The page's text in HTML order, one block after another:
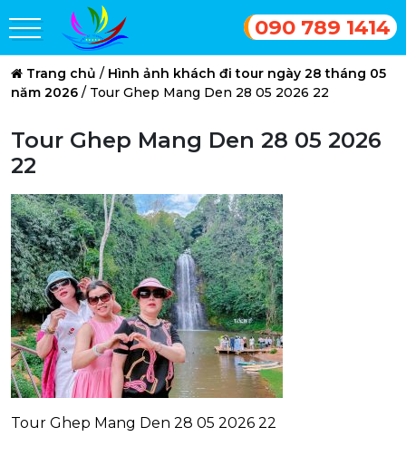
090 789 1414
Trang chủ / Hình ảnh khách đi tour ngày 28 tháng 05
năm 2026 / Tour Ghep Mang Den 28 05 2026 22
Tour Ghep Mang Den 28 05 2026
22
Tour Ghep Mang Den 28 05 2026 22